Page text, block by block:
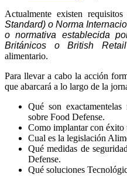
Actualmente existen
Standard) o Norma
o normativa establecida
Británicos o British
alimentario.
Para llevar a cabo la acción
que abarcará a lo largo de la
Qué son
sobre Food Defense.
Como implantar con éxito
Cual es la legislación
Qué medidas de
Defense.
Qué soluciones